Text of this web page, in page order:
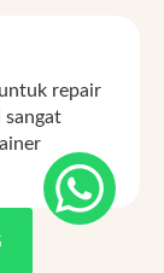
repair
sangat